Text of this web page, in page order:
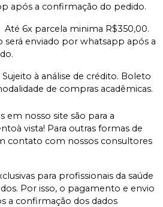
após a confirmação do pedido.
Até 6x parcela minima R$350,00.
enviado por whatsapp após a
Sujeito à análise de crédito. Boleto
de compras acadêmicas.
em nosso site são para a
vista! Para outras formas de
contato com nossos consultores
para profissionais da saúde
Por isso, o pagamento e envio
a confirmação dos dados